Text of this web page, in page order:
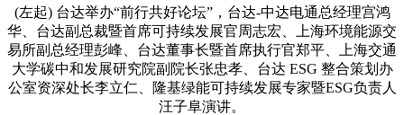
(左起) 台达举办“前行共好论坛”，台达-中达电通总经理宫鸿
华、台达副总裁暨首席可持续发展官周志宏、上海环境能源交
易所副总经理彭峰、台达董事长暨首席执行官郑平、上海交通
大学碳中和发展研究院副院长张忠孝、台达 ESG 整合策划办
公室资深处长李立仁、隆基绿能可持续发展专家暨ESG负责人
汪子阜演讲。